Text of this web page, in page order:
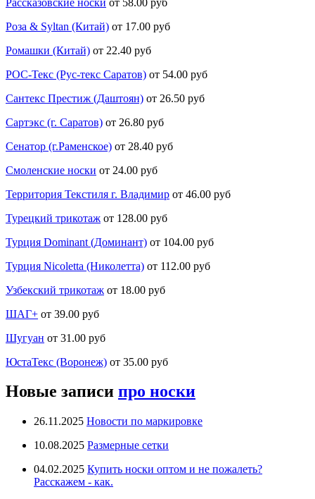
Роза & Syltan (Китай) от 17.00 руб
Ромашки (Китай) от 22.40 руб
РОС-Текс (Рус-текс Саратов) от 54.00 руб
Сантекс Престиж (Даштоян) от 26.50 руб
Сартэкс (г. Саратов) от 26.80 руб
Сенатор (г.Раменское) от 28.40 руб
Смоленские носки от 24.00 руб
Территория Текстиля г. Владимир от 46.00 руб
Турецкий трикотаж от 128.00 руб
Турция Dominant (Доминант) от 104.00 руб
Турция Nicoletta (Николетта) от 112.00 руб
Узбекский трикотаж от 18.00 руб
ШАГ+ от 39.00 руб
Шугуан от 31.00 руб
ЮстаТекс (Воронеж) от 35.00 руб
Новые записи про носки
26.11.2025 Новости по маркировке
10.08.2025 Размерные сетки
04.02.2025 Купить носки оптом и не пожалеть?
Расскажем - как.